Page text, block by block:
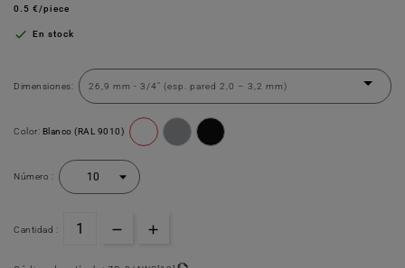
0.5 €/piece
 En stock
Dimensiones:
Color: Blanco (RAL 9010)
Número :
Cantidad :